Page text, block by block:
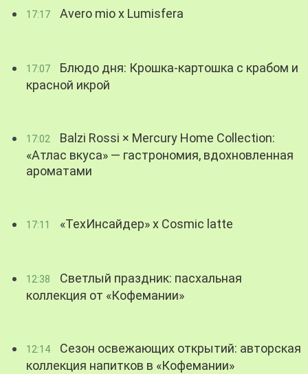
17:17 Avero mio x Lumisfera
17:07
Блюдо дня: Крошка-картошка с крабом и
красной икрой
17:02
Balzi Rossi × Mercury Home Collection:
«Атлас вкуса» — гастрономия, вдохновленная
ароматами
17:11 «ТехИнсайдер» х Cosmic latte
12:38
Светлый праздник: пасхальная
коллекция от «Кофемании»
12:14
Сезон освежающих открытий: авторская
коллекция напитков в «Кофемании»